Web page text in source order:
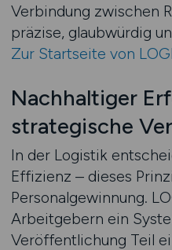
Verbindung zwischen
präzise, glaubwürdig
Zur Startseite von
Nachhaltiger
strategische
In der Logistik
Effizienz – dieses
Personalgewinnung.
Arbeitgebern ein
Veröffentlichung Teil